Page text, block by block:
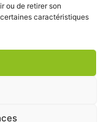
ou de retirer son
caractéristiques